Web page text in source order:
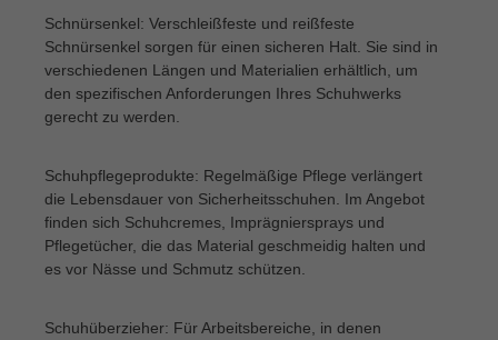
Schnürsenkel: Verschleißfeste und reißfeste
Schnürsenkel sorgen für einen sicheren Halt. Sie sind in
verschiedenen Längen und Materialien erhältlich, um
den spezifischen Anforderungen Ihres Schuhwerks
gerecht zu werden.
Schuhpflegeprodukte: Regelmäßige Pflege verlängert
die Lebensdauer von Sicherheitsschuhen. Im Angebot
finden sich Schuhcremes, Imprägniersprays und
Pflegetücher, die das Material geschmeidig halten und
es vor Nässe und Schmutz schützen.
Schuhüberzieher: Für Arbeitsbereiche, in denen